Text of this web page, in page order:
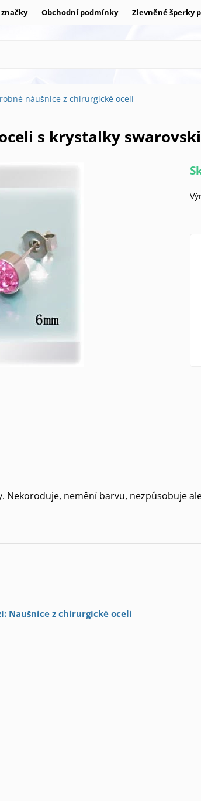
Obchodní podmínky Zlevněné šperky
náušnice z chirurgické oceli
s krystalky swarovski
Nekoroduje, nemění barvu, nezpůsobuje
Naušnice z chirurgické oceli